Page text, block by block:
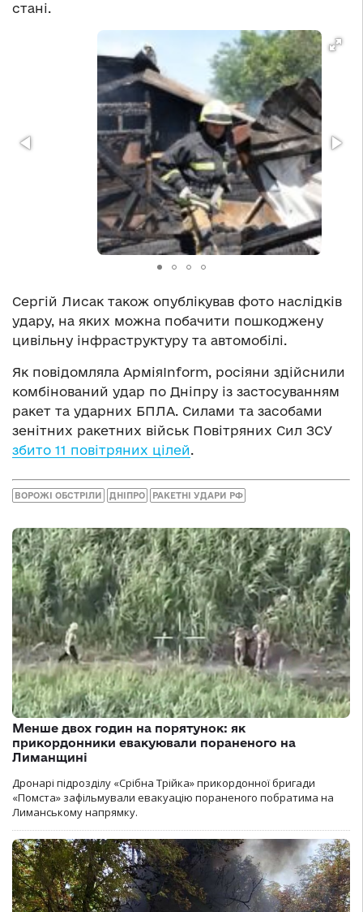
стані.
Сергій Лисак також опублікував фото наслідків
удару, на яких можна побачити пошкоджену
цивільну інфраструктуру та автомобілі.
Як повідомляла АрміяInform, росіяни здійснили
комбінований удар по Дніпру із застосуванням
ракет та ударних БПЛА. Силами та засобами
зенітних ракетних військ Повітряних Сил ЗСУ
збито 11 повітряних цілей.
ВОРОЖІ ОБСТРІЛИ ДНІПРО РАКЕТНІ УДАРИ РФ
Менше двох годин на порятунок: як
прикордонники евакуювали пораненого на
Лиманщині
Дронарі підрозділу «Срібна Трійка» прикордонної бригади
«Помста» зафільмували евакуацію пораненого побратима на
Лиманському напрямку.